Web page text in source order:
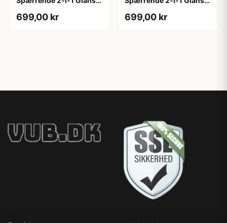
699,00 kr 699,00 kr